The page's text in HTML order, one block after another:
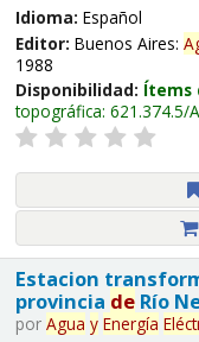
Idioma: Español
Editor: Buenos Aires:
1988
Disponibilidad: Ítems
topográfica: 621.374.5/
Estacion
provincia deRío
por Agua y Energía